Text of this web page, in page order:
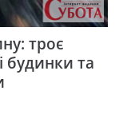
троє
будинки та